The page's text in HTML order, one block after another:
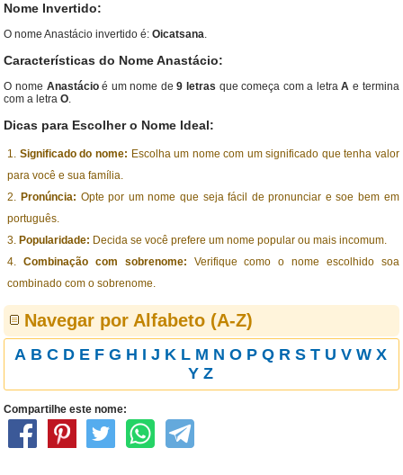
Nome Invertido:
O nome Anastácio invertido é:Oicatsana.
Características do Nome Anastácio:
O nome Anastácioé um nome de9 letras que começa com a letraA e termina
com a letraO.
Dicas para Escolher o Nome Ideal:
Significado do nome: Escolha um nome com um significado que tenha valor
para você e sua família.
Pronúncia: Opte por um nome que seja fácil de pronunciar e soe bem em
português.
Popularidade: Decida se você prefere um nome popular ou mais incomum.
Combinação com sobrenome: Verifique como o nome escolhido soa
combinado com o sobrenome.
Navegar por Alfabeto (A-Z)
A B C D E F G H I J K L M N O P Q R S T U V W X
Y Z
Compartilhe este nome: